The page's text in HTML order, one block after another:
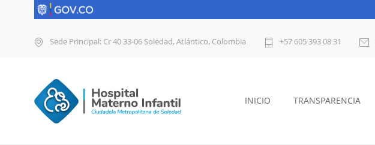
Sede Principal: Cr 40 33-06 Soledad, Atlántico, Colombia +57 605 393 08 31
INICIO TRANSPARENCIA